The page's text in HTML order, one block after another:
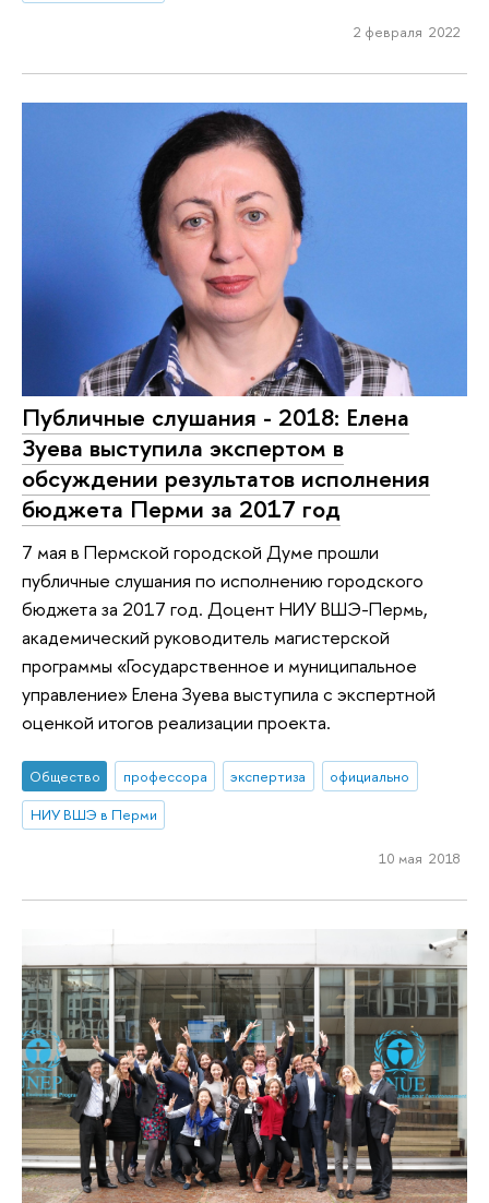
2 февраля 2022
Публичные слушания - 2018: Елена
Зуева выступила экспертом в
обсуждении результатов исполнения
бюджета Перми за 2017 год
7 мая в Пермской городской Думе прошли
публичные слушания по исполнению городского
бюджета за 2017 год. Доцент НИУ ВШЭ-Пермь,
академический руководитель магистерской
программы «Государственное и муниципальное
управление» Елена Зуева выступила с экспертной
оценкой итогов реализации проекта.
Общество профессора экспертиза
официально
НИУ ВШЭ в Перми
10 мая 2018